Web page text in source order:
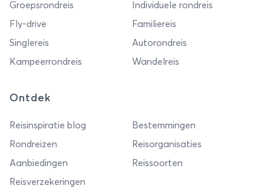
Groepsrondreis
Individuele rondreis
Fly-drive
Familiereis
Singlereis
Autorondreis
Kampeerrondreis
Wandelreis
Ontdek
Reisinspiratie blog
Bestemmingen
Rondreizen
Reisorganisaties
Aanbiedingen
Reissoorten
Reisverzekeringen